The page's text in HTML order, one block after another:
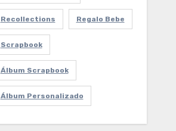
Recollections Regalo Bebe
Scrapbook
Álbum Scrapbook
Álbum Personalizado